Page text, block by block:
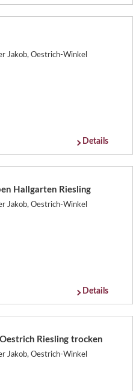
Jakob, Oestrich-Winkel
Details
Hallgarten Riesling
Jakob, Oestrich-Winkel
Details
Riesling trocken
Jakob, Oestrich-Winkel